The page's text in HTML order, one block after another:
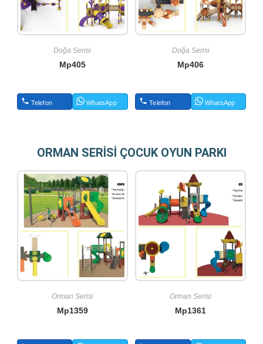
Doğa Serisi
Mp405
Telefon WhatsApp
Doğa Serisi
Mp406
Telefon WhatsApp
ORMAN SERİSİ ÇOCUK OYUN PARKI
Orman Serisi
Mp1359
Orman Serisi
Mp1361